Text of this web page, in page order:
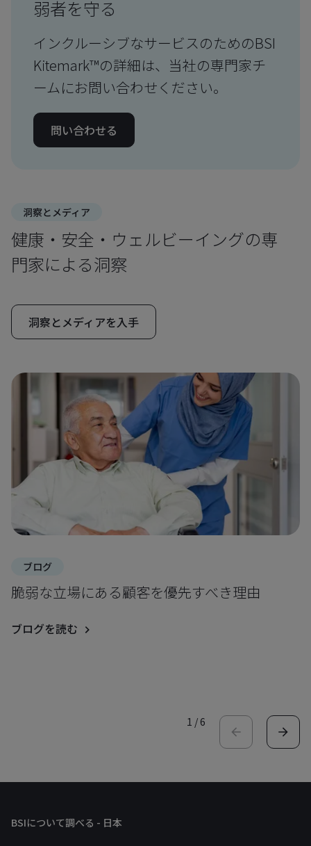
弱者を守る
インクルーシブなサービスのためのBSI
Kitemark™の詳細は、当社の専門家チ
ームにお問い合わせください。
問い合わせる
洞察とメディア
健康・安全・ウェルビーイングの専
門家による洞察
洞察とメディアを入手
ブログ
脆弱な立場にある顧客を優先すべき理由
ブログを読む
1 /6
BSIについて調べる - 日本